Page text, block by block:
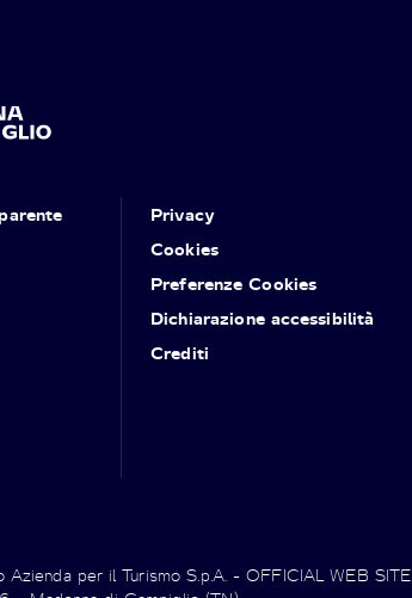
Privacy
Cookies
Preferenze Cookies
Dichiarazione accessibilità
Crediti
per il Turismo S.p.A. - OFFICIAL WEB SITE